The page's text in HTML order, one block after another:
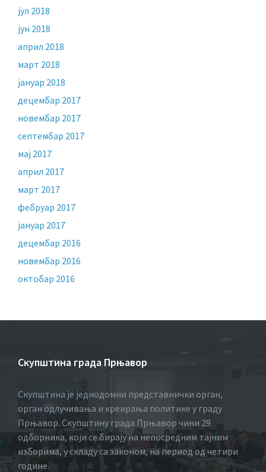
јул 2018
јун 2018
април 2018
март 2018
јануар 2018
децембар 2017
новембар 2017
септембар 2017
мај 2017
април 2017
март 2017
фебруар 2017
јануар 2017
децембар 2016
новембар 2016
октобар 2016
Скупштина града Прњавор
Скупштина је једнодомни представнички орган,
орган одлучивања и креирања политике у граду
Прњавор. Скупштину града Прњавор чини 29
одборника, који се бирају на непосредним тајним
изборима, у складу са законом, на период од четири
године.